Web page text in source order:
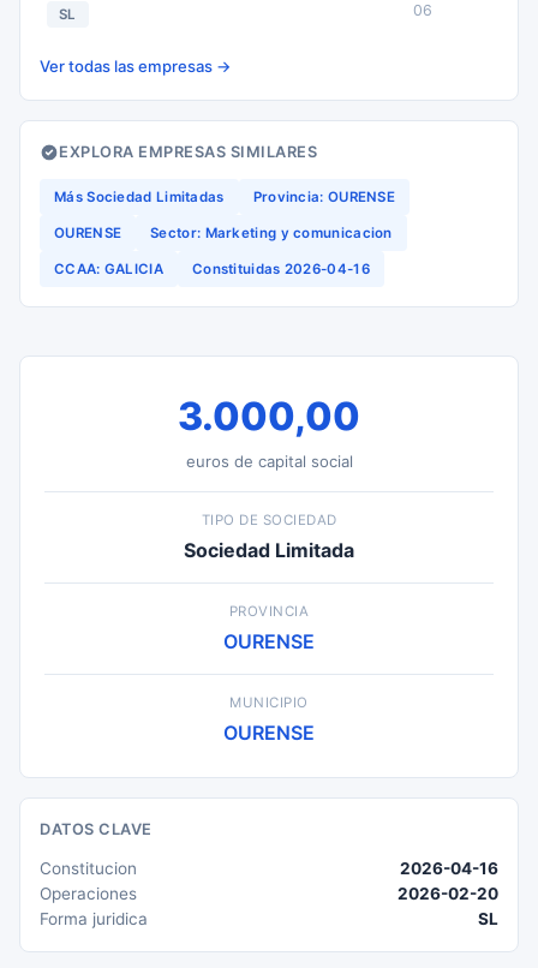
SL
06
Ver todas las empresas →
EXPLORA EMPRESAS SIMILARES
Más Sociedad Limitadas Provincia: OURENSE
OURENSE Sector: Marketing y comunicacion
CCAA: GALICIA Constituidas 2026-04-16
3.000,00
euros de capital social
TIPO DE SOCIEDAD
Sociedad Limitada
PROVINCIA
OURENSE
MUNICIPIO
OURENSE
DATOS CLAVE
Constitucion
2026-04-16
Operaciones
2026-02-20
Forma juridica
SL